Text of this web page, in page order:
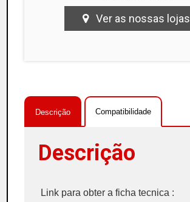
Ver as nossas lojas
Descrição Compatibilidade
Descrição
Link para obter a ficha tecnica :